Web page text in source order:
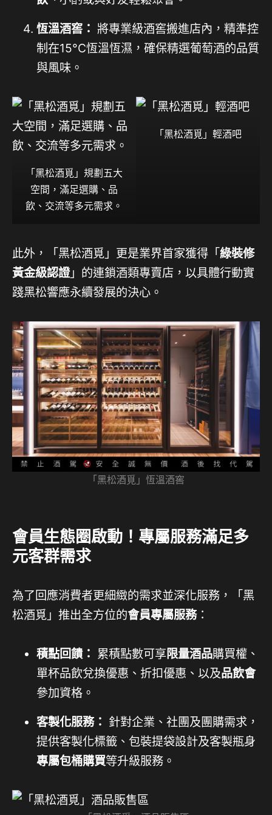
恆溫酒窖： 將專業級酒窖搬進店內，精準控
制在15°C恆溫恆濕，確保精選葡萄酒的品質
與風味。
「黑松酒覓」規劃五大
空間，滿足選購、品
飲、交流等多元需求。
「黑松酒覓」輕酒吧
此外，「黑松酒覓」更是業界首家獲得「綠裝修
黃金級認證」的連鎖酒類專賣店，以具體行動實
踐黑松響應永續發展的決心。
「黑松酒覓」恆溫酒窖
會員生態圈啟動！專屬服務滿足多
元客群需求
為了回應消費者更細緻的需求並深化服務，「黑
松酒覓」推出全方位的會員專屬服務：
積點回饋： 累積點數可享限量酒品購買權、
單杯品飲兌換優惠、折扣優惠、以及品飲會
參加資格。
客製化服務： 針對企業、社團及團購需求，
提供客製化標籤、包裝提袋設計及客製瓶身
專屬包桶購買等升級服務。